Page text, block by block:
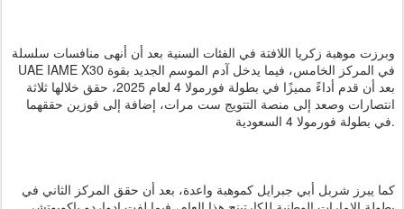
وبرزت موهبة زكريا اللافتة في الفئات السنية بعد أن أنهى منافسات سلسلة
UAE IAME X30 في المركز الخامس، فيما يدخل آدم الموسم الجديد بقوة
بعد أن قدم أداءً مميزًا في بطولة فورمولا 4 لعام 2025، حقق خلالها ثلاثة
انتصارات وصعد إلى منصة التتويج ست مرات، إضافة إلى فوزين حققهما
في بطولة فورمولا 4 السعودية.
كما يبرز شربل أبي جبرايل كموهبة واعدة، بعد أن حقق المركز الثاني في